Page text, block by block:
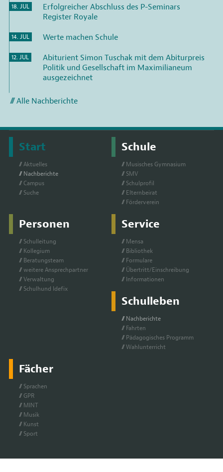
18. JUL
Erfolgreicher Abschluss des P-Seminars
Register Royale
14. JUL Werte machen Schule
12. JUL
Abiturient Simon Tuschak mit dem Abiturpreis
Politik und Gesellschaft im Maximilianeum
ausgezeichnet
Alle Nachberichte
Start
Ak­tu­el­les
Nach­be­rich­te
Cam­pus
Su­che
Schule
Mu­si­sches Gym­na­si­um
SMV
Schul­pro­fil
El­tern­bei­rat
För­der­ver­ein
Personen
Schul­lei­tung
Kol­le­gi­um
Be­ra­tungs­team
wei­te­re An­sprech­part­ner
Ver­wal­tung
Schul­hund Ide­fix
Service
Men­sa
Bi­blio­thek
For­mu­la­re
Über­tritt/Ein­schrei­bung
In­for­ma­tio­nen
Schulleben
Nach­be­rich­te
Fahr­ten
Päd­ago­gi­sches Pro­gramm
Wahl­un­ter­richt
Fächer
Spra­chen
GPR
MINT
Mu­sik
Kunst
Sport